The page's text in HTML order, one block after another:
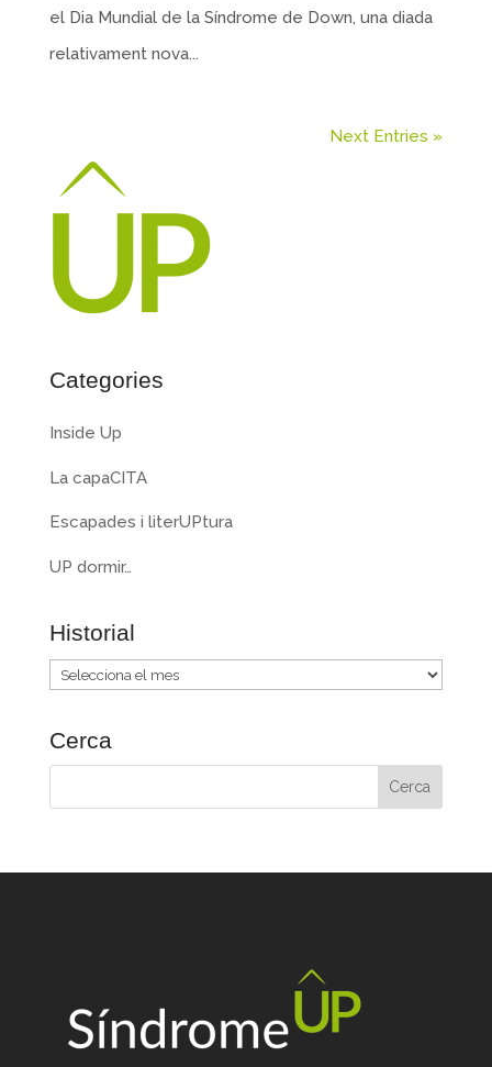
el Dia Mundial de la Síndrome de Down, una diada
relativament nova...
Next Entries »
Categories
Inside Up
La capaCITA
Escapades i literUPtura
UP dormir…
Historial
Historial
Cerca